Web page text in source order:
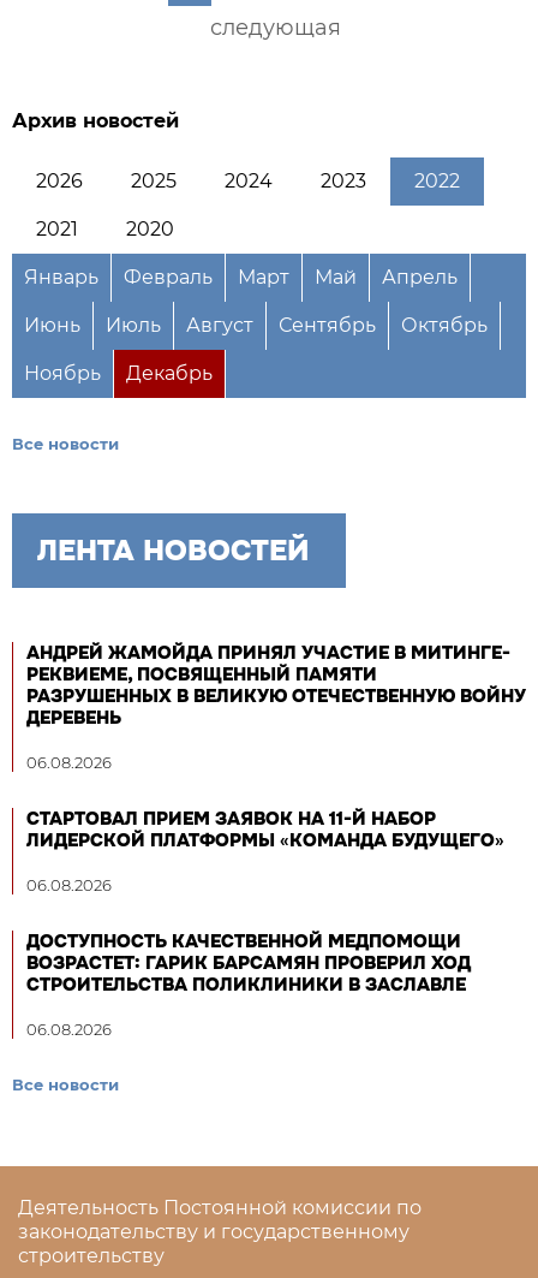
следующая
Архив новостей
2026 2025 2024 2023 2022
2021 2020
Январь Февраль Март Май Апрель
Июнь Июль Август Сентябрь Октябрь
Ноябрь Декабрь
Все новости
ЛЕНТА НОВОСТЕЙ
АНДРЕЙ ЖАМОЙДА ПРИНЯЛ УЧАСТИЕ В МИТИНГЕ-
РЕКВИЕМЕ, ПОСВЯЩЕННЫЙ ПАМЯТИ
РАЗРУШЕННЫХ В ВЕЛИКУЮ ОТЕЧЕСТВЕННУЮ ВОЙНУ
ДЕРЕВЕНЬ
06.08.2026
СТАРТОВАЛ ПРИЕМ ЗАЯВОК НА 11-Й НАБОР
ЛИДЕРСКОЙ ПЛАТФОРМЫ «КОМАНДА БУДУЩЕГО»
06.08.2026
ДОСТУПНОСТЬ КАЧЕСТВЕННОЙ МЕДПОМОЩИ
ВОЗРАСТЕТ: ГАРИК БАРСАМЯН ПРОВЕРИЛ ХОД
СТРОИТЕЛЬСТВА ПОЛИКЛИНИКИ В ЗАСЛАВЛЕ
06.08.2026
Все новости
Деятельность Постоянной комиссии по
законодательству и государственному
строительству